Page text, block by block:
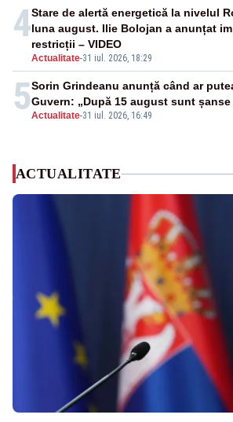
4
Actualitate-31 iul. 2026, 18:29
Stare de alertă energetică la nivelul
luna august. Ilie Bolojan a anunțat
restricții – VIDEO
5Actualitate-31 iul. 2026, 16:49
Sorin Grindeanu anunță când ar
Guvern: „După 15 august sunt șanse
ACTUALITATE